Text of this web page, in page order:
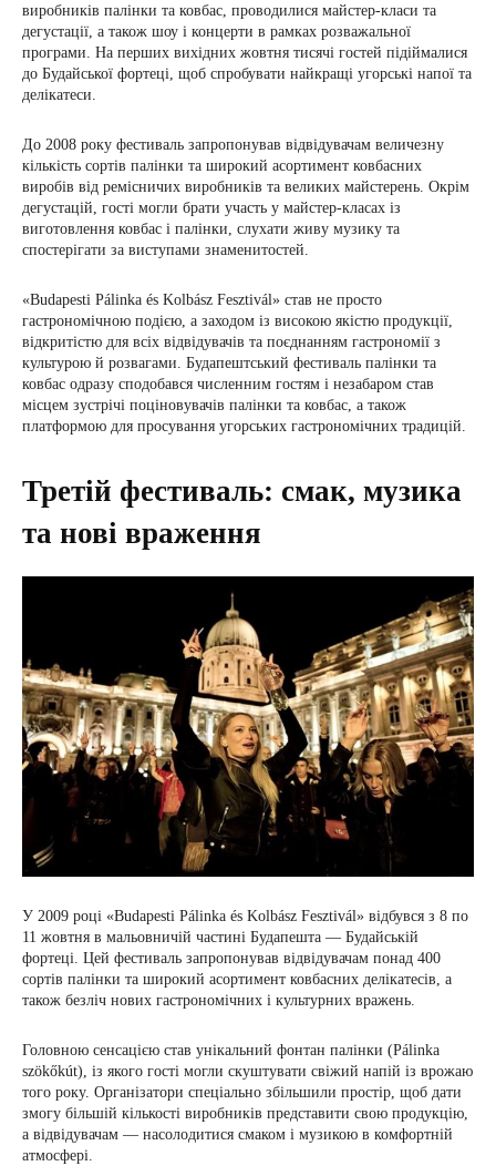
виробників палінки та ковбас, проводилися майстер-класи та
дегустації, а також шоу і концерти в рамках розважальної
програми. На перших вихідних жовтня тисячі гостей підіймалися
до Будайської фортеці, щоб спробувати найкращі угорські напої та
делікатеси.
До 2008 року фестиваль запропонував відвідувачам величезну
кількість сортів палінки та широкий асортимент ковбасних
виробів від ремісничих виробників та великих майстерень. Окрім
дегустацій, гості могли брати участь у майстер-класах із
виготовлення ковбас і палінки, слухати живу музику та
спостерігати за виступами знаменитостей.
«Budapesti Pálinka és Kolbász Fesztivál» став не просто
гастрономічною подією, а заходом із високою якістю продукції,
відкритістю для всіх відвідувачів та поєднанням гастрономії з
культурою й розвагами. Будапештський фестиваль палінки та
ковбас одразу сподобався численним гостям і незабаром став
місцем зустрічі поціновувачів палінки та ковбас, а також
платформою для просування угорських гастрономічних традицій.
Третій фестиваль: смак, музика
та нові враження
У 2009 році «Budapesti Pálinka és Kolbász Fesztivál» відбувся з 8 по
11 жовтня в мальовничій частині Будапешта — Будайській
фортеці. Цей фестиваль запропонував відвідувачам понад 400
сортів палінки та широкий асортимент ковбасних делікатесів, а
також безліч нових гастрономічних і культурних вражень.
Головною сенсацією став унікальний фонтан палінки (Pálinka
szökőkút), із якого гості могли скуштувати свіжий напій із врожаю
того року. Організатори спеціально збільшили простір, щоб дати
змогу більшій кількості виробників представити свою продукцію,
а відвідувачам — насолодитися смаком і музикою в комфортній
атмосфері.